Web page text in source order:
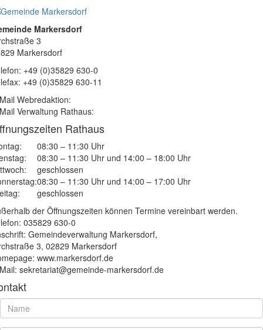
Markersdorf
3
Markersdorf
+49 (0)35829 630-0
+49 (0)35829 630-11
Webredaktion:
Verwaltung Rathaus:
Rathaus
08:30 – 11:30 Uhr
08:30 – 11:30 Uhr und 14:00 – 18:00 Uhr
geschlossen
08:30 – 11:30 Uhr und 14:00 – 17:00 Uhr
geschlossen
der Öffnungszeiten können Termine vereinbart werden.
035829 630-0
Gemeindeverwaltung Markersdorf,
3, 02829 Markersdorf
www.markersdorf.de
sekretariat@gemeinde-markersdorf.de